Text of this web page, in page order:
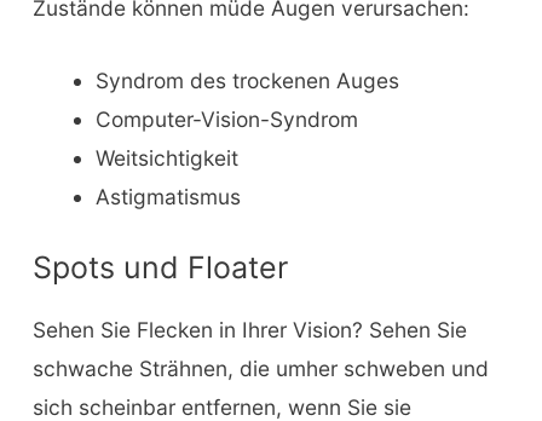
Zustände können müde Augen verursachen:
Syndrom des trockenen Auges
Computer-Vision-Syndrom
Weitsichtigkeit
Astigmatismus
Spots und Floater
Sehen Sie Flecken in Ihrer Vision? Sehen Sie
schwache Strähnen, die umher schweben und
sich scheinbar entfernen, wenn Sie sie